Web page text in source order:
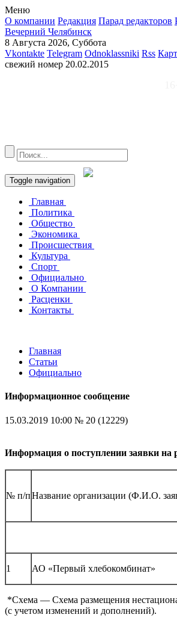
Меню
О компании Редакция Парад редакторов
Вечерний Челябинск
8 Августа 2026, Суббота
Vkontakte Telegram Odnoklassniki Rss
свежий номер 20.02.2015
Toggle navigation
Главная
Политика
Общество
Экономика
Происшествия
Культура
Спорт
Официально
О Компании
Расценки
Контакты
Главная
Статьи
Официально
Информационное сообщение
15.03.2019 10:00 № 20 (12229)
Информация о поступлении заявки на
№ п/пНазвание организации (Ф.И.О.
1 АО «Первый хлебокомбинат»
*Схема — Схема размещения
(с учетом изменений и дополнений).